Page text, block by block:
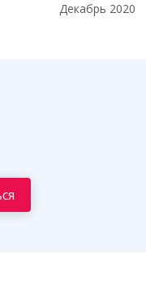
Декабрь 2020